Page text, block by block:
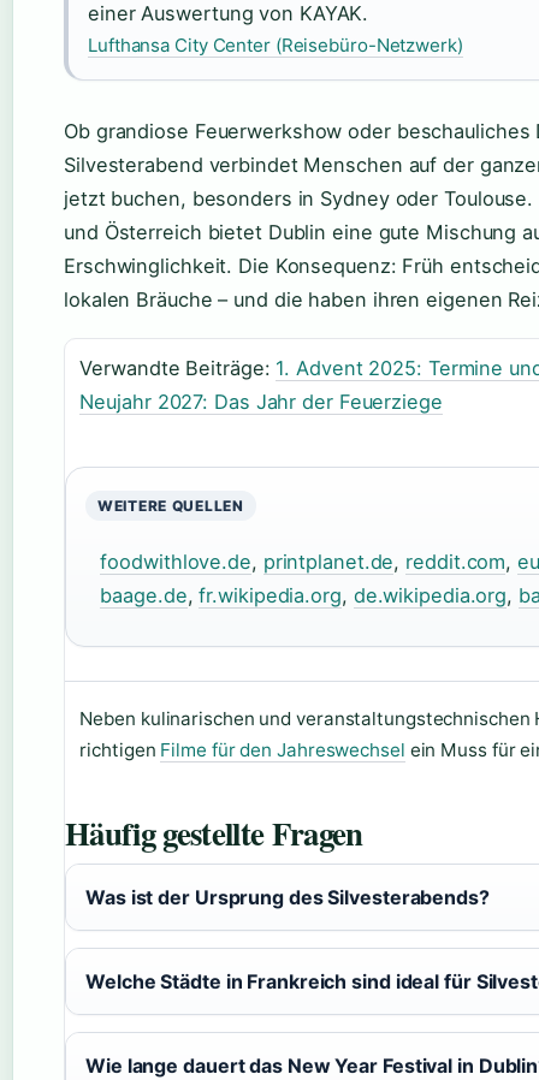
einer Auswertung von KAYAK.
Lufthansa City Center (Reisebüro-Netzwerk)
Ob grandiose Feuerwerkshow oder
Silvesterabend verbindet Menschen auf der
jetzt buchen, besonders in Sydney oder
und Österreich bietet Dublin eine gute Mischung
Erschwinglichkeit. Die Konsequenz: Früh
lokalen Bräuche – und die haben ihren eigenen
Verwandte Beiträge: 1. Advent 2025: Termine
Neujahr 2027: Das Jahr der Feuerziege
WEITERE QUELLEN
foodwithlove.de, printplanet.de, reddit.com,
baage.de,fr.wikipedia.org, de.wikipedia.org,
Neben kulinarischen und veranstaltungstechnischen
richtigen Filme für den Jahreswechsel ein Muss für
Häufig gestellte Fragen
Was ist der Ursprung des Silvesterabends?
Welche Städte in Frankreich sind ideal für
Wie lange dauert das New Year Festival in